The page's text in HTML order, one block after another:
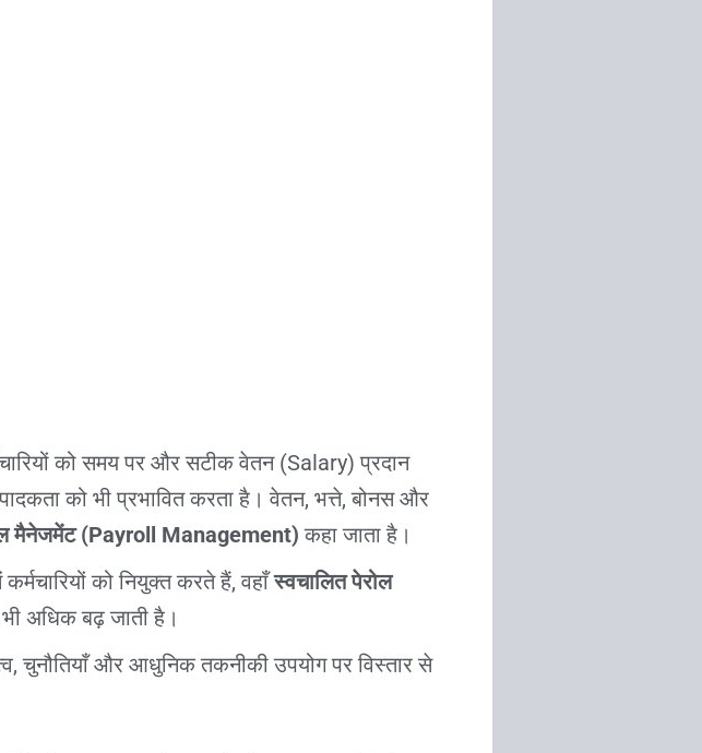
को समय पर और सटीक वेतन (Salary) प्रदान
को भी प्रभावित करता है। वेतन, भत्ते, बोनस और
मैनेजमेंट (Payroll Management) कहा जाता है।
को नियुक्त करते हैं, वहाँस्वचालित पेरोल
अधिक बढ़ जाती है।
चुनौतियाँ और आधुनिक तकनीकी उपयोग पर विस्तार से